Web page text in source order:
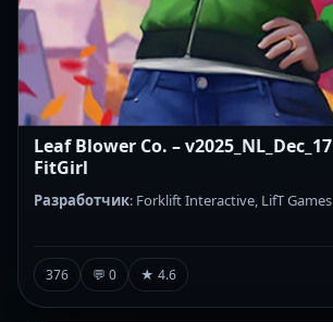
Leaf Blower Co. – v2025_NL_Dec_17
FitGirl
Разработчик: Forklift Interactive, LifT Games
376 💬 0 ★ 4.6